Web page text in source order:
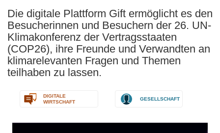
Die digitale Plattform Gift ermöglicht es den
Besucherinnen und Besuchern der 26. UN-
Klimakonferenz der Vertragsstaaten
(COP26), ihre Freunde und Verwandten an
klimarelevanten Fragen und Themen
teilhaben zu lassen.
DIGITALE
WIRTSCHAFT
GESELLSCHAFT